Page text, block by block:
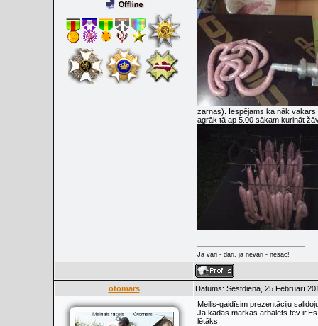
zarnas). Iespējams ka nāk vakars
agrāk tā ap 5.00 sākam kurināt
Ja vari - dari, ja nevari - nesāc!
otomars Datums: Sestdiena,
Meilis-gaidīsim prezentāciju
Jā kādas markas arbalets tev
lētāks.